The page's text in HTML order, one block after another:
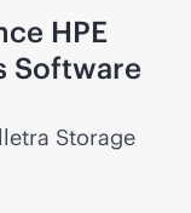
HPE
Software
Storage